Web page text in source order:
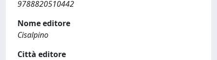
9788820510442
Nome editore
Cisalpino
Città editore